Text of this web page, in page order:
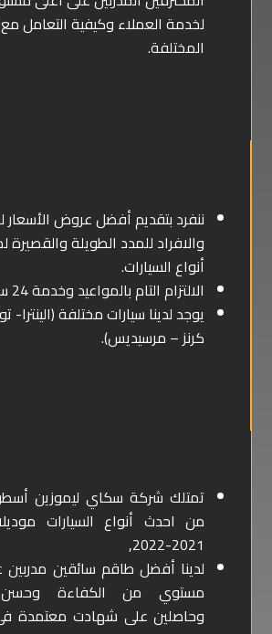
لخدمة العملاء وكيفية التعامل
المختلفة.
ننفرد بتقديم أفضل عروض الأسعار
والافراد للمدد الطويلة
أنواع السيارات.
الالتزام التام بالمواعيد وخدمة 24 ساعة.
يوجد لدينا سيارات مختلفة (الينترا-
كرنز – مرسيديس).
تمتلك شركة سكاي ليموزين
من احدث أنواع السيارات
2021-2022,
لدينا أفضل طاقم سائقين
مستوي من الكفاءة وحسن
وحاصلين على شهادت معتمدة